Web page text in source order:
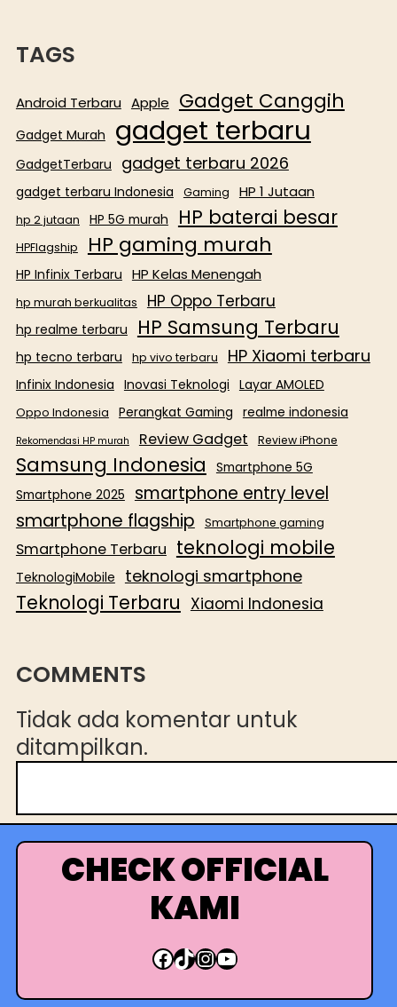
TAGS
Android Terbaru Apple Gadget Canggih
Gadget Murah gadget terbaru
GadgetTerbaru gadget terbaru 2026
gadget terbaru Indonesia Gaming HP 1 Jutaan
hp 2 jutaan HP 5G murah HP baterai besar
HPFlagship HP gaming murah
HP Infinix Terbaru HP Kelas Menengah
hp murah berkualitas HP Oppo Terbaru
hp realme terbaru HP Samsung Terbaru
hp tecno terbaru hp vivo terbaru HP Xiaomi terbaru
Infinix Indonesia Inovasi Teknologi Layar AMOLED
Oppo Indonesia Perangkat Gaming realme indonesia
Rekomendasi HP murah Review Gadget Review iPhone
Samsung Indonesia
Smartphone 5G
Smartphone 2025
smartphone entry level
smartphone flagship Smartphone gaming
Smartphone Terbaru teknologi mobile
TeknologiMobile teknologi smartphone
Teknologi Terbaru Xiaomi Indonesia
COMMENTS
Tidak ada komentar untuk
ditampilkan.
r
i
CHECK OFFICIAL
KAMI
Facebook TikTok InstagramYouTube